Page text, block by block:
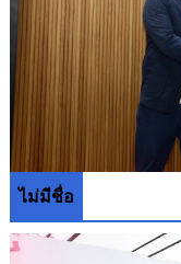
ไม่มีชื่อ